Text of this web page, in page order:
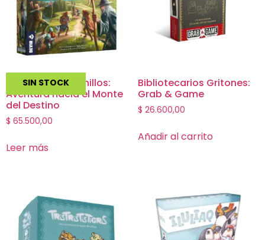
SIN STOCK
El Señor de los Anillos:
Aventura hacia el Monte
del Destino
$ 65.500,00
Leer más
Bibliotecarios Gritones:
Grab & Game
$ 26.600,00
Añadir al carrito